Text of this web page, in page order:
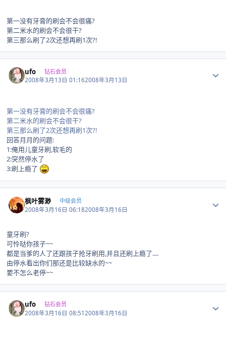
第一没有牙膏的刷会不会很痛?
第二米水的刷会不会很干?
第三那么刷了2次还想再刷1次?!
ufo 钻石会员
2008年3月13日 01:162008年3月13日
第一没有牙膏的刷会不会很痛?
第二米水的刷会不会很干?
第三那么刷了2次还想再刷1次?!
回答月月的问题:
1:俺用儿童牙刷,软毛的
2:突然停水了
3:刷上瘾了
枫叶雾渺 中级会员
2008年3月16日 06:182008年3月16日
童牙刷?
可怜哒你孩子~~
都是当爹的人了还跟孩子抢牙刷用,并且还刷上瘾了....
由停水看出你们那还是比较缺水的~~
要不怎么老停~~
ufo 钻石会员
2008年3月16日 08:512008年3月16日